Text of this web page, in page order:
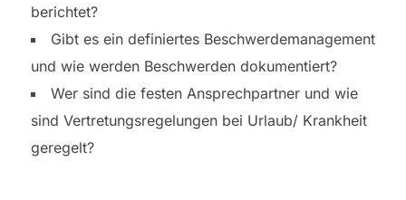
berichtet?
Gibt es ein definiertes Beschwerdemanagement
und wie werden Beschwerden dokumentiert?
Wer sind die festen Ansprechpartner und wie
sind Vertretungsregelungen bei Urlaub/ Krankheit
geregelt?